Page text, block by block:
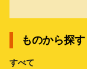
ものから探す
すべて